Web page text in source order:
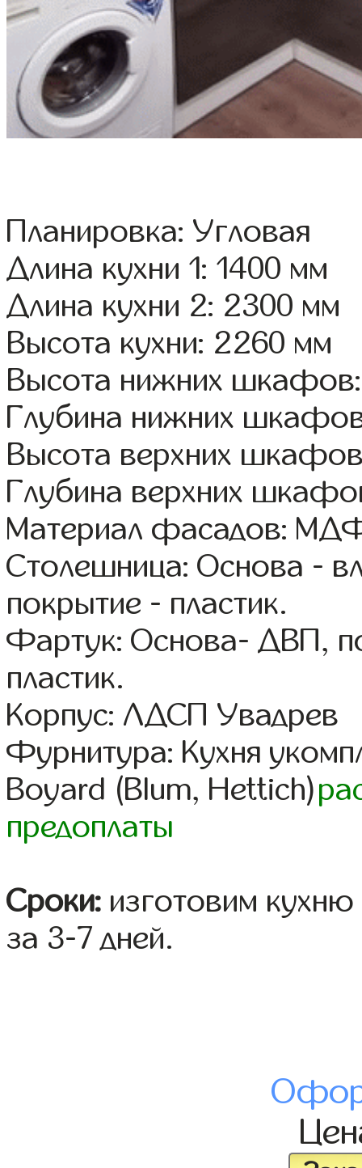
Планировка: Угловая
Длина кухни 1: 1400 мм
Длина кухни 2: 2300 мм
Высота кухни: 2260 мм
Высота нижних
Глубина нижних
Высота верхних
Глубина верхних
Материал фасадов:
Столешница: Основа -
покрытие - пластик.
Фартук: Основа- ДВП,
пластик.
Корпус: ЛДСП Увадрев
Фурнитура: Кухня
Boyard (Blum, Hettich)
предоплаты
Сроки: изготовим
за 3-7 дней.